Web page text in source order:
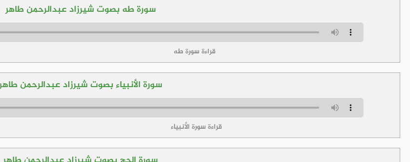
سورة طه بصوت شيرزاد عبدالرحمن طاهر
قراءة سورة طه
سورة الأنبياء بصوت شيرزاد عبدالرحمن
قراءة سورة الأنبياء